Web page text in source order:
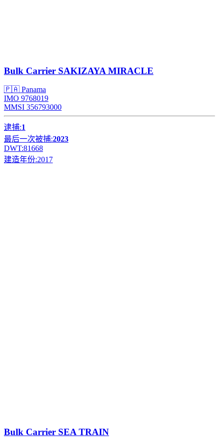
Bulk Carrier SAKIZAYA MIRACLE
🇵🇦 Panama
IMO 9768019
MMSI 356793000
逮捕:1
最后一次被捕:2023
DWT:81668
建造年份:2017
Bulk Carrier SEA TRAIN